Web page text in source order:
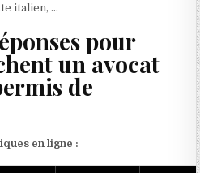
italien, …
pour
un avocat
de
en ligne :